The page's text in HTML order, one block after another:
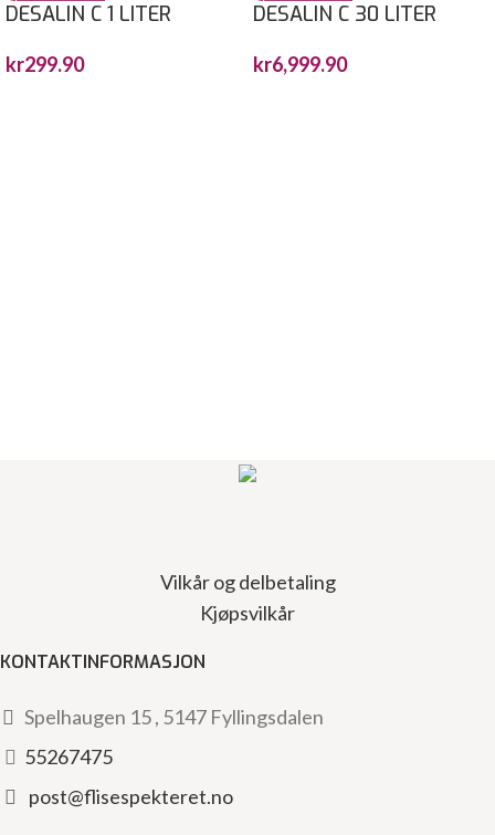
DESALIN C 1 LITER
kr299.90
DESALIN C 30 LITER
kr6,999.90
Vilkår og delbetaling
Kjøpsvilkår
KONTAKTINFORMASJON
Spelhaugen 15 , 5147 Fyllingsdalen
55267475
post@flisespekteret.no